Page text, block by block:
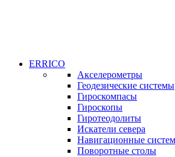
ERRICO
Акселерометры
Геодезические системы
Гироскомпасы
Гироскопы
Гиротеодолиты
Искатели севера
Навигационные
Поворотные столы